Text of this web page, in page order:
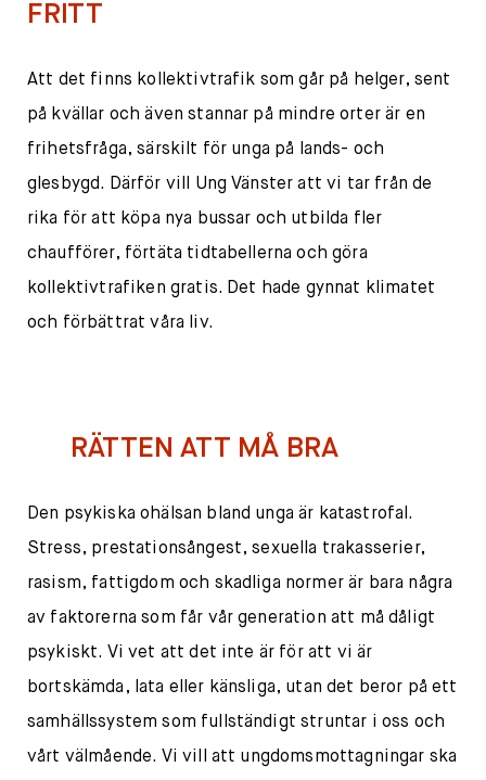
FRITT
Att det finns kollektivtrafik som går på helger, sent
på kvällar och även stannar på mindre orter är en
frihetsfråga, särskilt för unga på lands- och
glesbygd. Därför vill Ung Vänster att vi tar från de
rika för att köpa nya bussar och utbilda fler
chaufförer, förtäta tidtabellerna och göra
kollektivtrafiken gratis. Det hade gynnat klimatet
och förbättrat våra liv.
RÄTTEN ATT MÅ BRA
Den psykiska ohälsan bland unga är katastrofal.
Stress, prestationsångest, sexuella trakasserier,
rasism, fattigdom och skadliga normer är bara några
av faktorerna som får vår generation att må dåligt
psykiskt. Vi vet att det inte är för att vi är
bortskämda, lata eller känsliga, utan det beror på ett
samhällssystem som fullständigt struntar i oss och
vårt välmående. Vi vill att ungdomsmottagningar ska